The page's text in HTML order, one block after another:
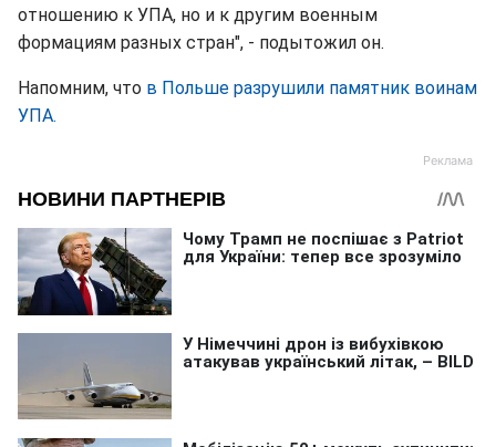
отношению к УПА, но и к другим военным
формациям разных стран", - подытожил он.
Напомним, что в Польше разрушили памятник воинам
УПА.